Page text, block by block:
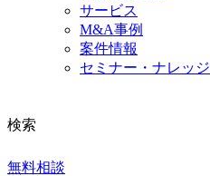
サービス
M&A事例
案件情報
セミナー・ナレッジ
検索
無料相談